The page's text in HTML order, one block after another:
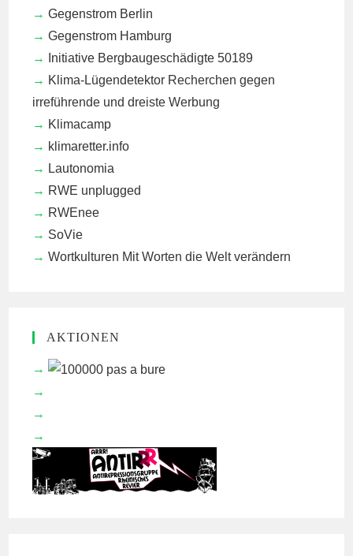
Gegenstrom Berlin
Gegenstrom Hamburg
Initiative Bergbaugeschädigte 50189
Klima-Lügendetektor Recherchen gegen
irreführende und dreiste Werbung
Klimacamp
klimaretter.info
Lautonomia
RWE unplugged
RWEnee
SoVie
Wortkulturen Mit Worten die Welt verändern
AKTIONEN